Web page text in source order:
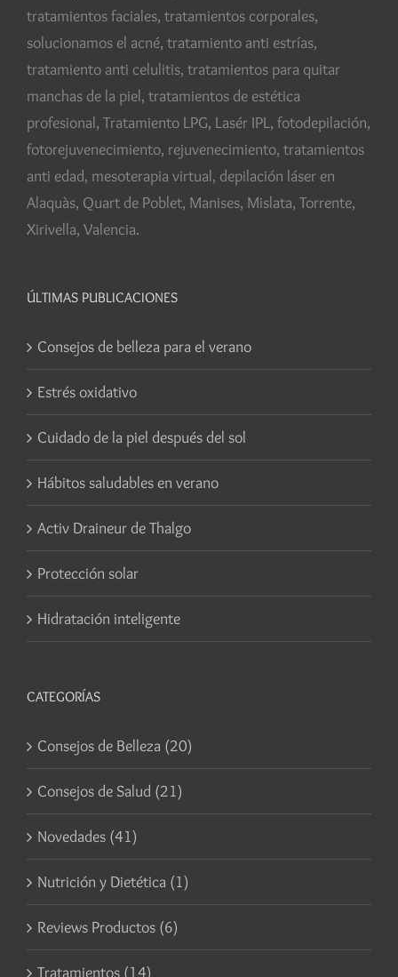
tratamientos faciales, tratamientos corporales,
solucionamos el acné, tratamiento anti estrías,
tratamiento anti celulitis, tratamientos para quitar
manchas de la piel, tratamientos de estética
profesional, Tratamiento LPG, Lasér IPL, fotodepilación,
fotorejuvenecimiento, rejuvenecimiento, tratamientos
anti edad, mesoterapia virtual, depilación láser en
Alaquàs, Quart de Poblet, Manises, Mislata, Torrente,
Xirivella, Valencia.
ÚLTIMAS PUBLICACIONES
Consejos de belleza para el verano
Estrés oxidativo
Cuidado de la piel después del sol
Hábitos saludables en verano
Activ Draineur de Thalgo
Protección solar
Hidratación inteligente
CATEGORÍAS
Consejos de Belleza (20)
Consejos de Salud (21)
Novedades (41)
Nutrición y Dietética (1)
Reviews Productos (6)
Tratamientos (14)